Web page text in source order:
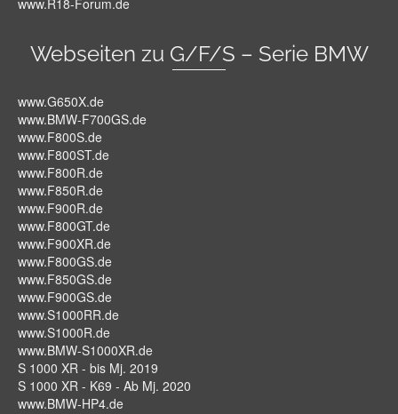
www.R18-Forum.de
Webseiten zu G/F/S – Serie BMW
www.G650X.de
www.BMW-F700GS.de
www.F800S.de
www.F800ST.de
www.F800R.de
www.F850R.de
www.F900R.de
www.F800GT.de
www.F900XR.de
www.F800GS.de
www.F850GS.de
www.F900GS.de
www.S1000RR.de
www.S1000R.de
www.BMW-S1000XR.de
S 1000 XR - bis Mj. 2019
S 1000 XR - K69 - Ab Mj. 2020
www.BMW-HP4.de